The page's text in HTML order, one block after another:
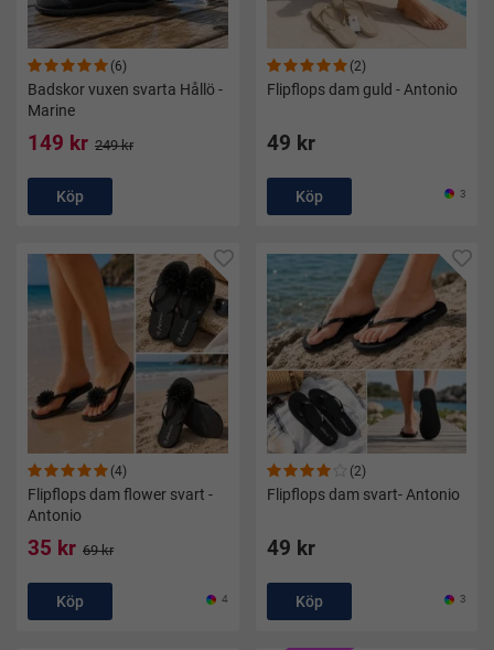
(6)
Badskor vuxen svarta Hållö -
Marine
149 kr 249 kr
Köp
(2)
Flipflops dam guld - Antonio
49 kr
Köp 3
(4)
Flipflops dam flower svart -
Antonio
35 kr 69 kr
Köp 4
(2)
Flipflops dam svart- Antonio
49 kr
Köp 3